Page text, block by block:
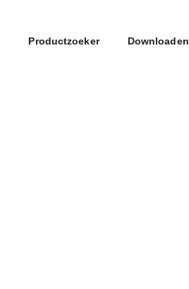
Productzoeker Downloaden